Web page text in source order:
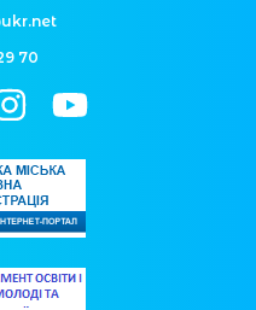
70